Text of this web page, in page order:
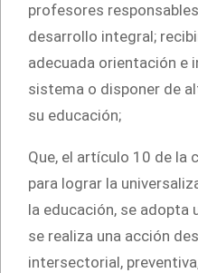
profesores
desarrollo integral;
adecuada orientación e
sistema o disponer de
su educación;
Que, el artículo 10 de la
para lograr la
la educación, se adopta
se realiza una acción
intersectorial,